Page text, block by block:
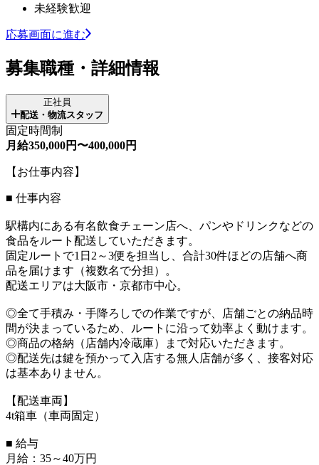
未経験歓迎
応募画面に進む
募集職種・詳細情報
正社員
配送・物流スタッフ
固定時間制
月給350,000円〜400,000円
【お仕事内容】
■ 仕事内容
駅構内にある有名飲食チェーン店へ、パンやドリンクなどの
食品をルート配送していただきます。
固定ルートで1日2～3便を担当し、合計30件ほどの店舗へ商
品を届けます（複数名で分担）。
配送エリアは大阪市・京都市中心。
◎全て手積み・手降ろしでの作業ですが、店舗ごとの納品時
間が決まっているため、ルートに沿って効率よく動けます。
◎商品の格納（店舗内冷蔵庫）まで対応いただきます。
◎配送先は鍵を預かって入店する無人店舗が多く、接客対応
は基本ありません。
【配送車両】
4t箱車（車両固定）
■ 給与
月給：35～40万円